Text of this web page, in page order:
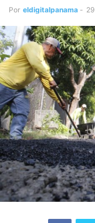
Por eldigitalpanama -